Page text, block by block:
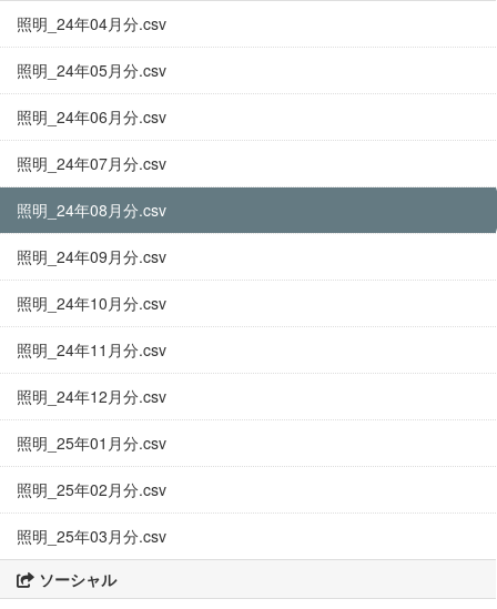
照明_24年04月分.csv
照明_24年05月分.csv
照明_24年06月分.csv
照明_24年07月分.csv
照明_24年08月分.csv
照明_24年09月分.csv
照明_24年10月分.csv
照明_24年11月分.csv
照明_24年12月分.csv
照明_25年01月分.csv
照明_25年02月分.csv
照明_25年03月分.csv
ソーシャル